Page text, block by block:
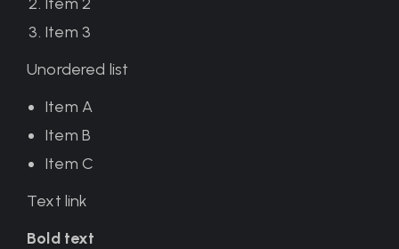
Item 3
Unordered list
Item A
Item B
Item C
Text link
Bold text